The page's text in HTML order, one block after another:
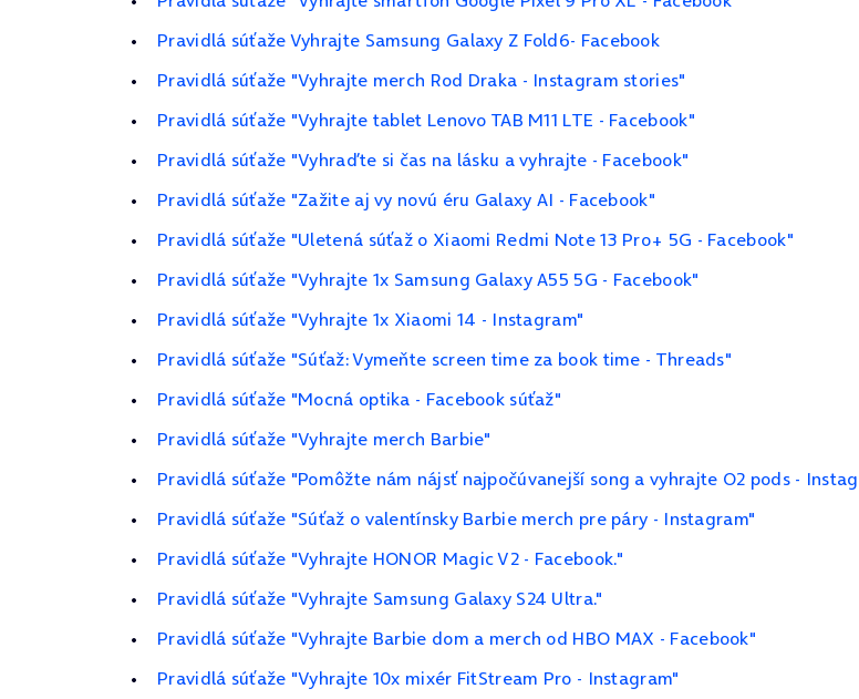
Pravidlá súťaže Vyhrajte Samsung Galaxy Z Fold6- Facebook
Pravidlá súťaže "Vyhrajte merch Rod Draka - Instagram stories"
Pravidlá súťaže "Vyhrajte tablet Lenovo TAB M11 LTE - Facebook"
Pravidlá súťaže "Vyhraďte si čas na lásku a vyhrajte - Facebook"
Pravidlá súťaže "Zažite aj vy novú éru Galaxy AI - Facebook"
Pravidlá súťaže "Uletená súťaž o Xiaomi Redmi Note 13 Pro+ 5G - Facebook"
Pravidlá súťaže "Vyhrajte 1x Samsung Galaxy A55 5G - Facebook"
Pravidlá súťaže "Vyhrajte 1x Xiaomi 14 - Instagram"
Pravidlá súťaže "Súťaž: Vymeňte screen time za book time - Threads"
Pravidlá súťaže "Mocná optika - Facebook súťaž"
Pravidlá súťaže "Vyhrajte merch Barbie"
Pravidlá súťaže "Pomôžte nám nájsť najpočúvanejší song a vyhrajte O2 pods -
Pravidlá súťaže "Súťaž o valentínsky Barbie merch pre páry - Instagram"
Pravidlá súťaže "Vyhrajte HONOR Magic V2 - Facebook."
Pravidlá súťaže "Vyhrajte Samsung Galaxy S24 Ultra."
Pravidlá súťaže "Vyhrajte Barbie dom a merch od HBO MAX - Facebook"
Pravidlá súťaže "Vyhrajte 10x mixér FitStream Pro - Instagram"